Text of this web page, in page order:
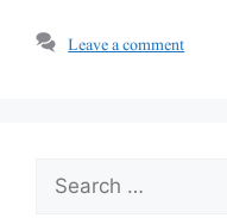
Leave a comment
Search
for: